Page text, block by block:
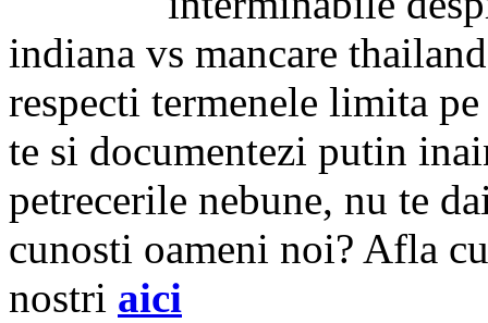
indiana vs mancare
respecti termenele limita
te si documentezi putin
petrecerile nebune, nu te
cunosti oameni noi? Afla
nostri aici